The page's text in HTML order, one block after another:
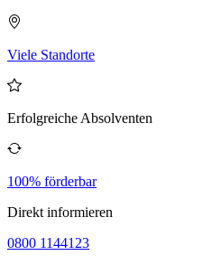
Viele Standorte
Erfolgreiche Absolventen
100% förderbar
Direkt informieren
0800 1144123